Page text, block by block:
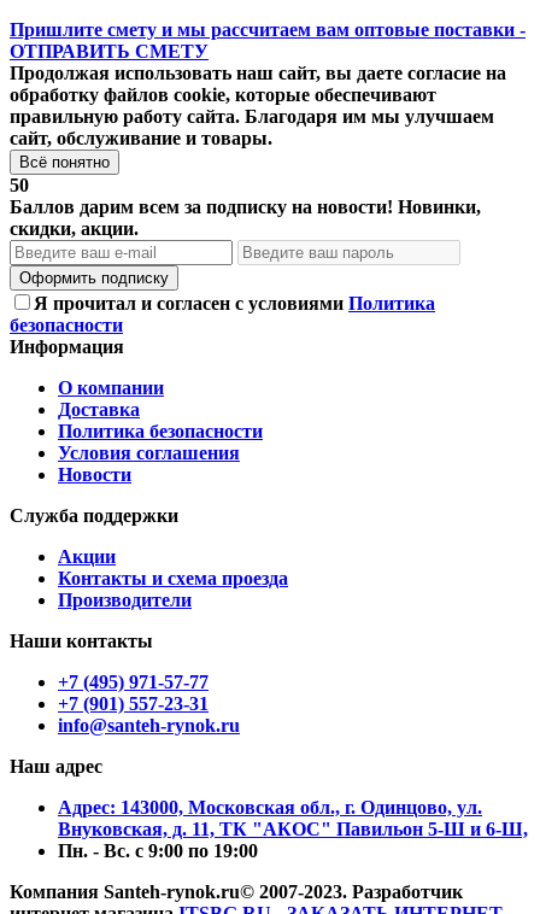
Пришлите смету и мы рассчитаем вам оптовые поставки -
ОТПРАВИТЬ СМЕТУ
Продолжая использовать наш сайт, вы даете согласие на
обработку файлов cookie, которые обеспечивают
правильную работу сайта. Благодаря им мы улучшаем
сайт, обслуживание и товары.
Всё понятно
50
Баллов дарим всем за подписку на новости! Новинки,
скидки, акции.
Оформить подписку
Я прочитал и согласен с условиями Политика
безопасности
Информация
О компании
Доставка
Политика безопасности
Условия соглашения
Новости
Служба поддержки
Акции
Контакты и схема проезда
Производители
Наши контакты
+7 (495) 971-57-77
+7 (901) 557-23-31
info@santeh-rynok.ru
Наш адрес
Aдрес: 143000, Московская обл., г. Одинцово, ул.
Внуковская, д. 11, ТК "АКОС" Павильон 5-Ш и 6-Ш,
Пн. - Вс. с 9:00 по 19:00
Компания Santeh-rynok.ru© 2007-2023. Разработчик